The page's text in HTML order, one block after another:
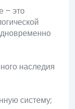
– это
наследия
систему;